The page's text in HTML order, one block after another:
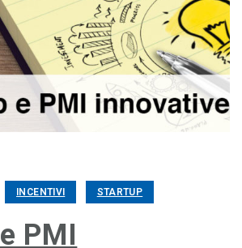
INCENTIVI STARTUP
PMI